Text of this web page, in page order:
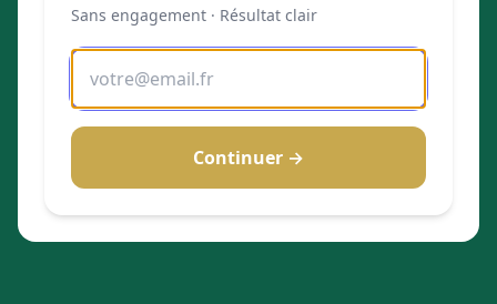
Sans engagement · Résultat clair
Continuer →